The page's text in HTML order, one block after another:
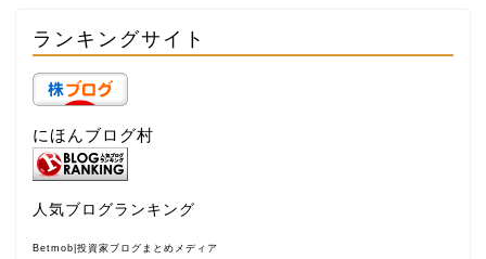
ランキングサイト
にほんブログ村
人気ブログランキング
Betmob|投資家ブログまとめメディア